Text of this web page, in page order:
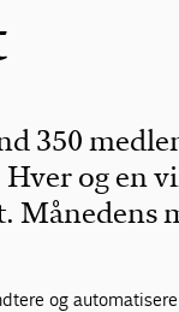
350
og en
Månedens
og